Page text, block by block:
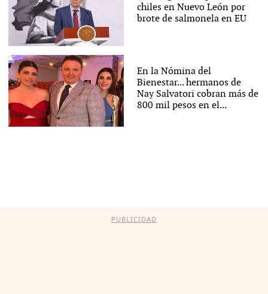
chiles en Nuevo León por
brote de salmonela en EU
En la Nómina del
Bienestar... hermanos de
Nay Salvatori cobran más de
800 mil pesos en el...
PUBLICIDAD